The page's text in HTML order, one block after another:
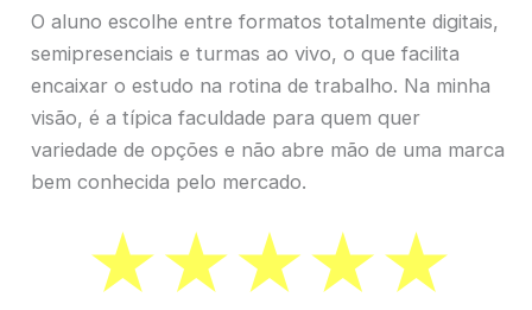
O aluno escolhe entre formatos totalmente digitais,
semipresenciais e turmas ao vivo, o que facilita
encaixar o estudo na rotina de trabalho. Na minha
visão, é a típica faculdade para quem quer
variedade de opções e não abre mão de uma marca
bem conhecida pelo mercado.